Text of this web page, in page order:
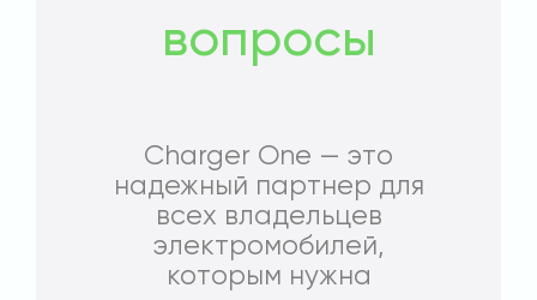
вопросы
Charger One — это
надежный партнер для
всех владельцев
электромобилей,
которым нужна